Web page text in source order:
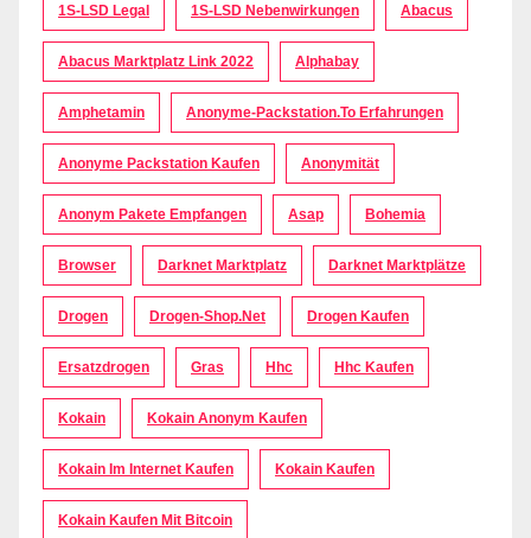
1S-LSD Legal 1S-LSD Nebenwirkungen Abacus
Abacus Marktplatz Link 2022 Alphabay
Amphetamin Anonyme-Packstation.to Erfahrungen
Anonyme Packstation Kaufen Anonymität
Anonym Pakete Empfangen Asap Bohemia
Browser Darknet Marktplatz Darknet Marktplätze
Drogen Drogen-Shop.net Drogen Kaufen
Ersatzdrogen Gras Hhc Hhc Kaufen
Kokain Kokain Anonym Kaufen
Kokain Im Internet Kaufen Kokain Kaufen
Kokain Kaufen Mit Bitcoin